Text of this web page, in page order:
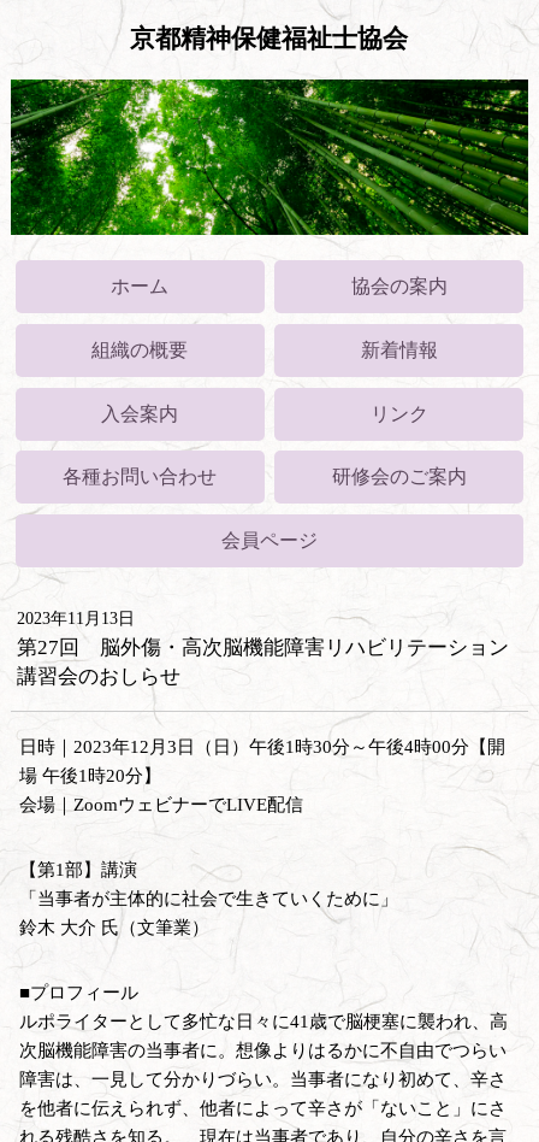
京都精神保健福祉士協会
ホーム 協会の案内
組織の概要 新着情報
入会案内 リンク
各種お問い合わせ 研修会のご案内
会員ページ
2023年11月13日
第27回 脳外傷・高次脳機能障害リハビリテーション
講習会のおしらせ
日時｜2023年12月3日（日）午後1時30分～午後4時00分【開
場 午後1時20分】
会場｜ZoomウェビナーでLIVE配信
【第1部】講演
「当事者が主体的に社会で生きていくために」
鈴木 大介 氏（文筆業）
■プロフィール
ルポライターとして多忙な日々に41歳で脳梗塞に襲われ、高
次脳機能障害の当事者に。想像よりはるかに不自由でつらい
障害は、一見して分かりづらい。当事者になり初めて、辛さ
を他者に伝えられず、他者によって辛さが「ないこと」にさ
れる残酷さを知る。 現在は当事者であり、自分の辛さを言